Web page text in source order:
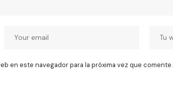
en este navegador para la próxima vez que comente.